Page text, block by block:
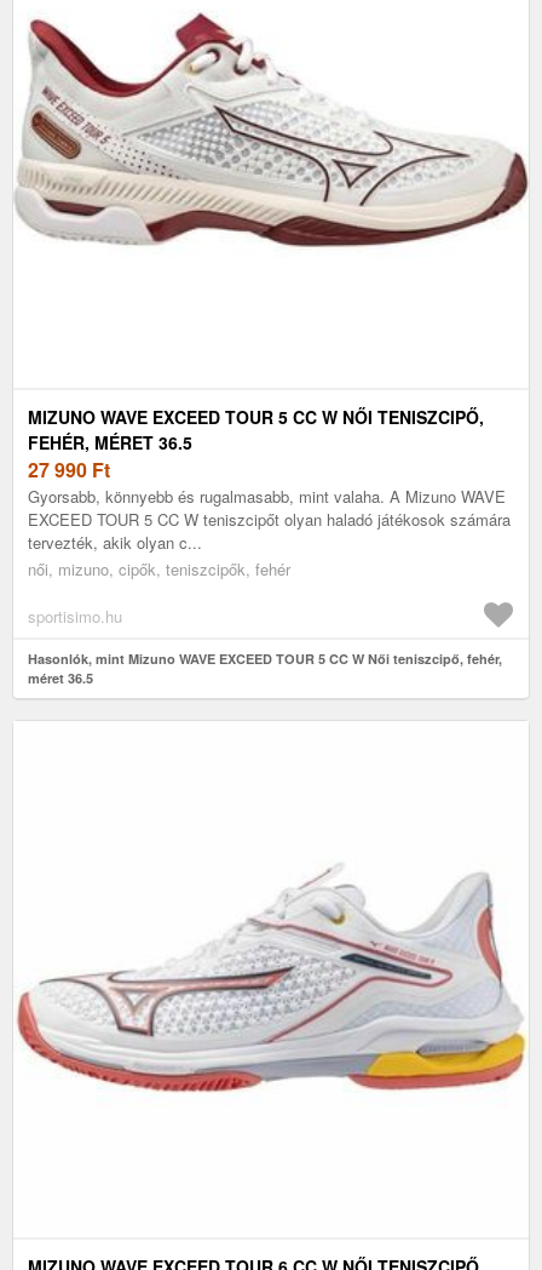
MIZUNO WAVE EXCEED TOUR 5 CC W NŐI TENISZCIPŐ,
FEHÉR, MÉRET 36.5
27 990 Ft
Gyorsabb, könnyebb és rugalmasabb, mint valaha. A Mizuno WAVE
EXCEED TOUR 5 CC W teniszcipőt olyan haladó játékosok számára
tervezték, akik olyan c...
női, mizuno, cipők, teniszcipők, fehér
sportisimo.hu
Hasonlók, mint Mizuno WAVE EXCEED TOUR 5 CC W Női teniszcipő, fehér,
méret 36.5